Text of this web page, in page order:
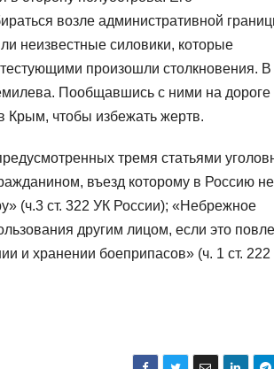
возле административной
неизвестные силовики, которые
произошли столкновения. В
Пообщавшись с ними на дороге
Крым, чтобы избежать жертв.
тремя статьями
въезд которому в Россию не
(ч.3 ст. 322 УК России); «Небрежное
другим лицом, если это
и хранении боеприпасов» (ч. 1 ст.